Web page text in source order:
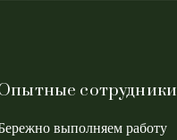
сотрудники
выполняем работу